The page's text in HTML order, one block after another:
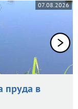
07.08.2026
пруда в